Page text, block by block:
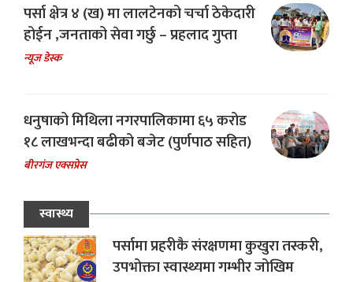
पर्सा क्षेत्र ४ (ख) मा लालटेनको चर्चा ठेकेदारी
होईन ,जनताको सेवा गर्छु – प्रहलाद गुप्ता
न्यूज डेस्क
धनुषाको मिथिला नगरपालिकामा ६५ करोड
१८ लाखभन्दा बढीको बजेट (पुर्णपाठ सहित)
बीरगंज एक्सप्रेस
स्वास्थ्य
पर्सामा प्रहरीकै संरक्षणमा कुखुरा तस्करी,
उपभोक्ता स्वास्थ्यमा गम्भीर जोखिम